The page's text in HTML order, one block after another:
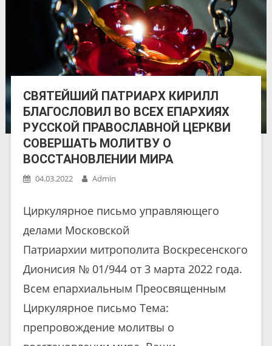
СВЯТЕЙШИЙ ПАТРИАРХ КИРИЛЛ
БЛАГОСЛОВИЛ ВО ВСЕХ ЕПАРХИЯХ
РУССКОЙ ПРАВОСЛАВНОЙ ЦЕРКВИ
СОВЕРШАТЬ МОЛИТВУ О
ВОССТАНОВЛЕНИИ МИРА
04.03.2022 Admin
Циркулярное письмо управляющего
делами Московской
Патриархии митрополита Воскресенского
Дионисия № 01/944 от 3 марта 2022 года.
Всем епархиальным Преосвященным
Циркулярное письмо Тема:
препровождение молитвы о